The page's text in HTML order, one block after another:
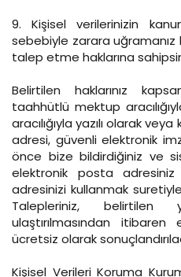
9. Kişisel verilerinizin
sebebiyle zarara uğramanız
talep etme haklarına
Belirtilen haklarınız
taahhütlü mektup
aracılığıyla yazılı olarak
adresi, güvenli elektronik
önce bize bildirdiğiniz ve
elektronik posta
adresinizi kullanmak
Talepleriniz, belirtilen
ulaştırılmasından
ücretsiz olarak
Kişisel Verileri Koruma